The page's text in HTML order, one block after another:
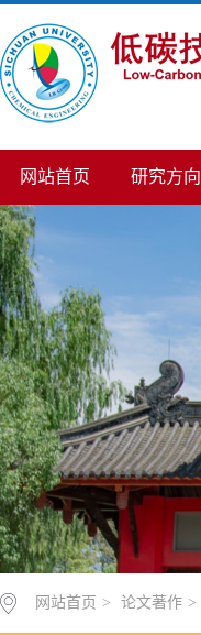
网站首页 研究方向
网站首页 > 论文著作 >